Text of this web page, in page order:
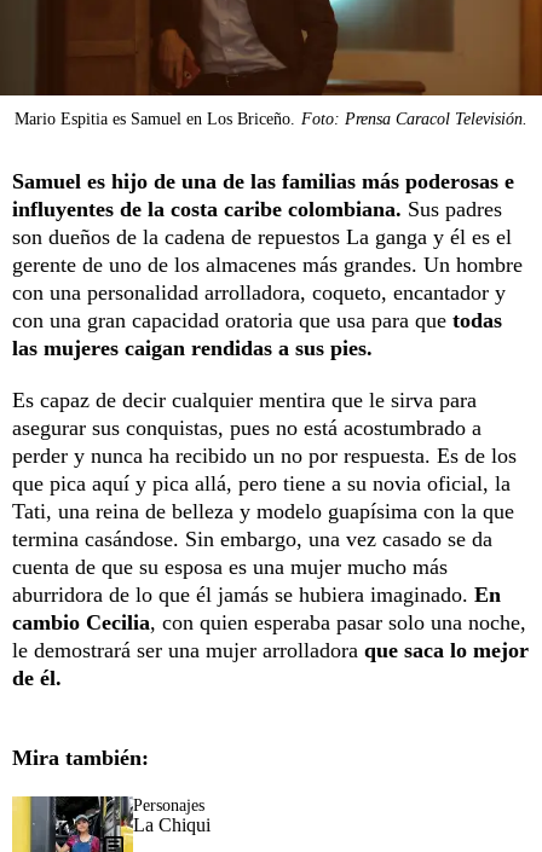
Mario Espitia es Samuel en Los Briceño. Foto: Prensa Caracol Televisión.
Samuel es hijo de una de las familias más poderosas e
influyentes de la costa caribe colombiana. Sus padres
son dueños de la cadena de repuestos La ganga y él es el
gerente de uno de los almacenes más grandes. Un hombre
con una personalidad arrolladora, coqueto, encantador y
con una gran capacidad oratoria que usa para que todas
las mujeres caigan rendidas a sus pies.
Es capaz de decir cualquier mentira que le sirva para
asegurar sus conquistas, pues no está acostumbrado a
perder y nunca ha recibido un no por respuesta. Es de los
que pica aquí y pica allá, pero tiene a su novia oficial, la
Tati, una reina de belleza y modelo guapísima con la que
termina casándose. Sin embargo, una vez casado se da
cuenta de que su esposa es una mujer mucho más
aburridora de lo que él jamás se hubiera imaginado. En
cambio Cecilia, con quien esperaba pasar solo una noche,
le demostrará ser una mujer arrolladora que saca lo mejor
de él.
Mira también:
Personajes
La Chiqui